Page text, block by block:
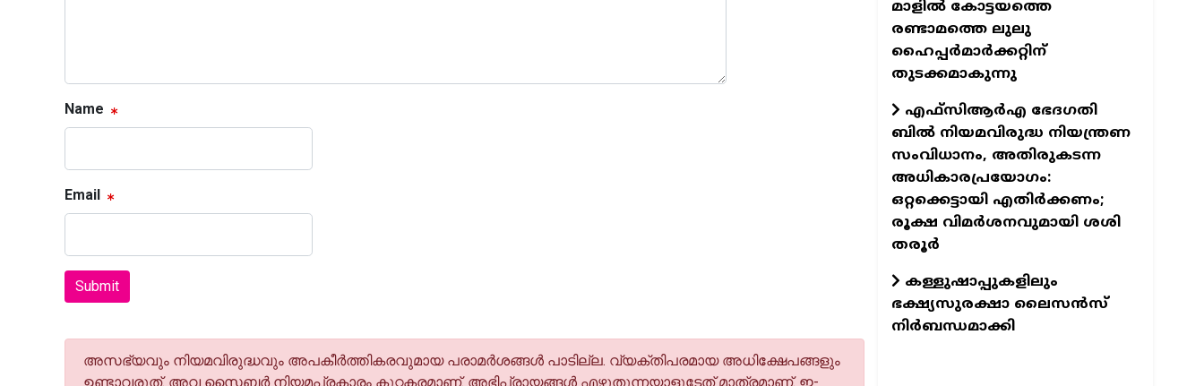
Name
Email
Submit
അസഭ്യവും നിയമവിരുദ്ധവും അപകീര്‍ത്തികരവുമായ പരാമര്‍ശങ്ങള്‍ പാടില്ല. വ്യക്തിപരമായ അധിക്ഷേപങ്ങളും
ഉണ്ടാവരുത്. അവ സൈബര്‍ നിയമപ്രകാരം കുറ്റകരമാണ്. അഭിപ്രായങ്ങള്‍ എഴുതുന്നയാളുടേത് മാത്രമാണ്. ഇ-
മാളിൽ കോട്ടയത്തെ
രണ്ടാമത്തെ ലുലു
ഹൈപ്പർമാർക്കറ്റിന്
തുടക്കമാകുന്നു
എഫ്സിആർഎ ഭേദഗതി
ബിൽ നിയമവിരുദ്ധ നിയന്ത്രണ
സംവിധാനം, അതിരുകടന്ന
അധികാരപ്രയോഗം:
ഒറ്റക്കെട്ടായി എതിർക്കണം;
രൂക്ഷ വിമർശനവുമായി ശശി
തരൂർ
കള്ളുഷാപ്പുകളിലും
ഭക്ഷ്യസുരക്ഷാ ലൈസൻസ്
നിർബന്ധമാക്കി